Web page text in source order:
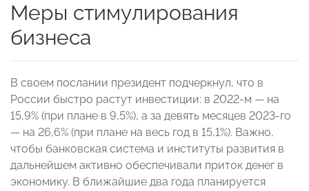
Меры стимулирования
бизнеса
В своем послании президент подчеркнул, что в
России быстро растут инвестиции: в 2022-м — на
15,9% (при плане в 9,5%), а за девять месяцев 2023-го
— на 26,6% (при плане на весь год в 15,1%). Важно,
чтобы банковская система и институты развития в
дальнейшем активно обеспечивали приток денег в
экономику. В ближайшие два года планируется